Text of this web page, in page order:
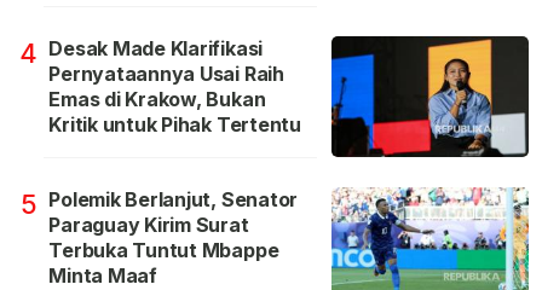
4 Desak Made Klarifikasi
Pernyataannya Usai Raih
Emas di Krakow, Bukan
Kritik untuk Pihak Tertentu
5 Polemik Berlanjut, Senator
Paraguay Kirim Surat
Terbuka Tuntut Mbappe
Minta Maaf